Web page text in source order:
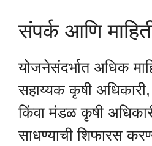
संपर्क आणि
योजनेसंदर्भात अधिक
सहाय्यक कृषी
किंवा मंडळ कृषी
साधण्याची शिफारस